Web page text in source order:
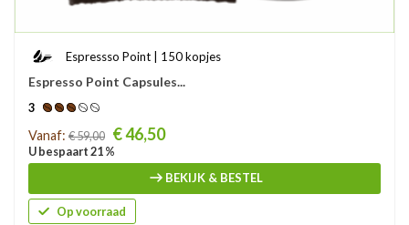
Espressso Point | 150 kopjes
Espresso Point Capsules...
3
Prijs
Vanaf: € 59,00 € 46,50
U bespaart 21 %
BEKIJK & BESTEL
Op voorraad